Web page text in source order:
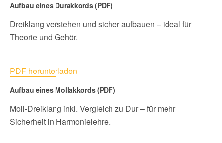
Aufbau eines Durakkords (PDF)
Dreiklang verstehen und sicher aufbauen – ideal für
Theorie und Gehör.
PDF herunterladen
Aufbau eines Mollakkords (PDF)
Moll-Dreiklang inkl. Vergleich zu Dur – für mehr
Sicherheit in Harmonielehre.